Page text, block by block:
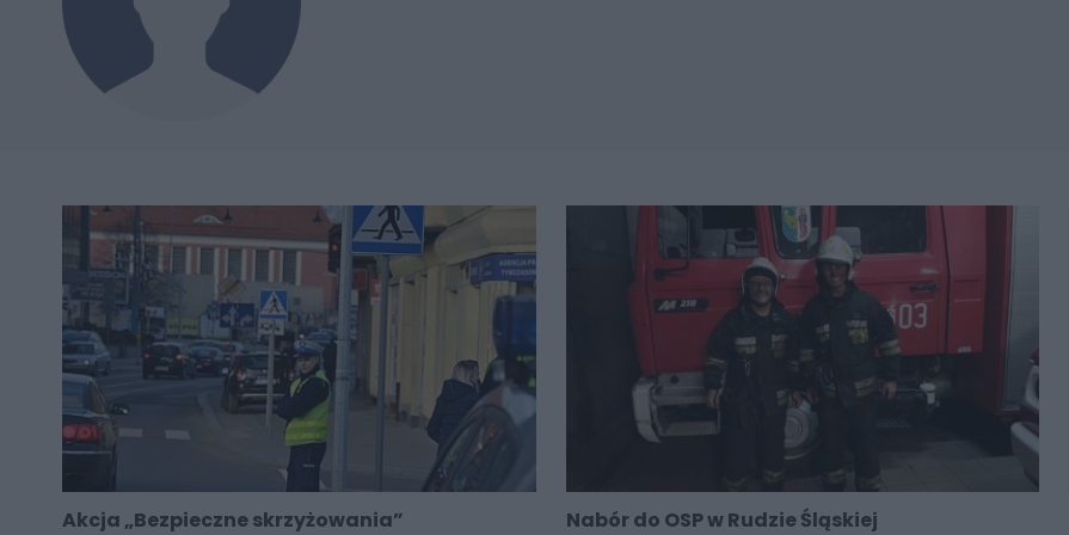
Akcja „Bezpieczne skrzyżowania” Nabór do OSP w Rudzie Śląskiej